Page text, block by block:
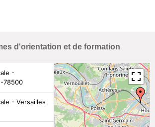
d'orientation et de formation
-
78500
- Versailles